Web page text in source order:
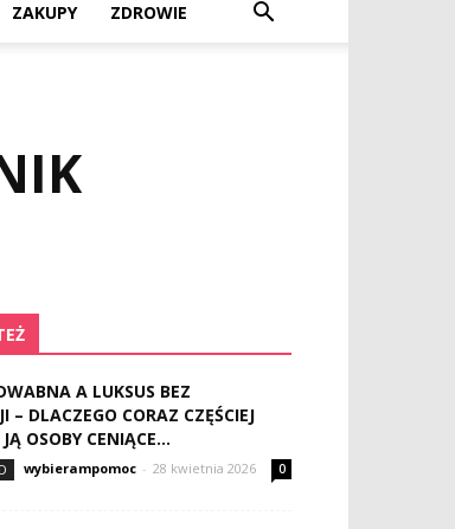
ZAKUPY ZDROWIE
A LUKSUS BEZ
– DLACZEGO CORAZ CZĘŚCIEJ
OSOBY CENIĄCE...
wybierampomoc - 28 kwietnia 2026 0